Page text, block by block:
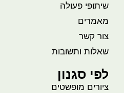
שיתופי פעולה
מאמרים
צור קשר
שאלות ותשובות
לפי סגנון
ציורים מופשטים